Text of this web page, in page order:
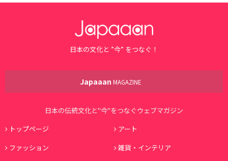
日本の文化と ”今” をつなぐ！
Japaaan MAGAZINE
日本の伝統文化と"今"をつなぐウェブマガジン
トップページ
アート
ファッション
雑貨・インテリア